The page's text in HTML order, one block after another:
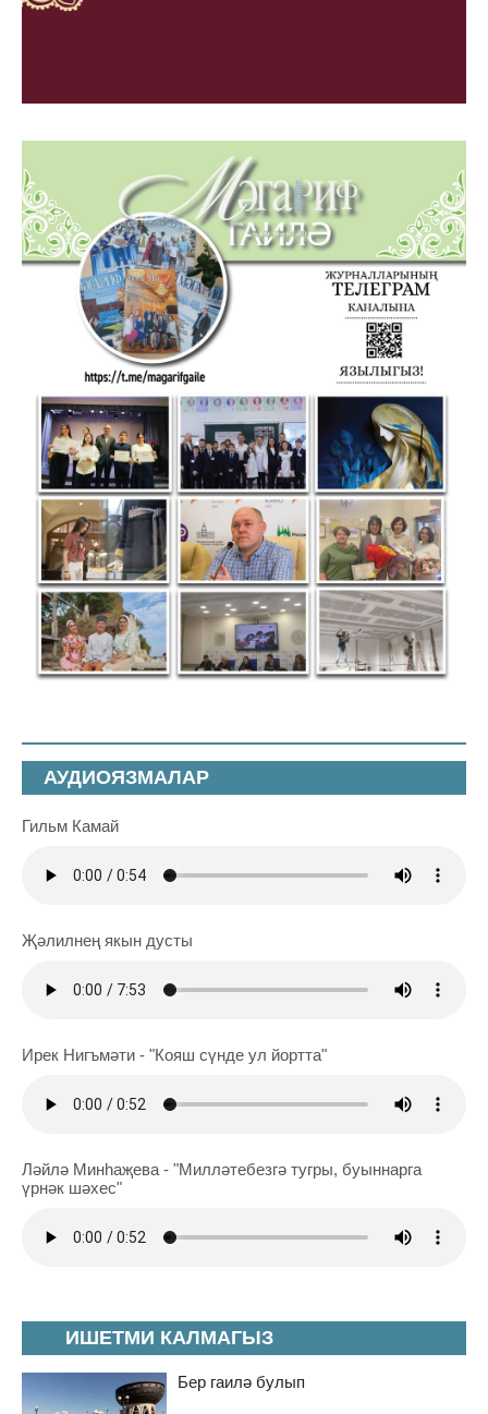
ИШЕТМИ КАЛМАГЫЗ
Бер гаилә булып
АУДИОЯЗМАЛАР
Гильм Камай
Җәлилнең якын дусты
Ирек Нигъмәти - "Кояш сүнде ул йортта"
Ләйлә Минһаҗева - "Милләтебезгә тугры, буыннарга
үрнәк шәхес"